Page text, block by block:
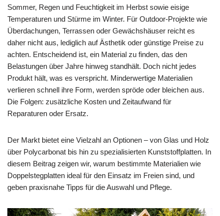
Sommer, Regen und Feuchtigkeit im Herbst sowie eisige
Temperaturen und Stürme im Winter. Für Outdoor-Projekte wie
Überdachungen, Terrassen oder Gewächshäuser reicht es
daher nicht aus, lediglich auf Ästhetik oder günstige Preise zu
achten. Entscheidend ist, ein Material zu finden, das den
Belastungen über Jahre hinweg standhält. Doch nicht jedes
Produkt hält, was es verspricht. Minderwertige Materialien
verlieren schnell ihre Form, werden spröde oder bleichen aus.
Die Folgen: zusätzliche Kosten und Zeitaufwand für
Reparaturen oder Ersatz.
Der Markt bietet eine Vielzahl an Optionen – von Glas und Holz
über Polycarbonat bis hin zu spezialisierten Kunststoffplatten. In
diesem Beitrag zeigen wir, warum bestimmte Materialien wie
Doppelstegplatten ideal für den Einsatz im Freien sind, und
geben praxisnahe Tipps für die Auswahl und Pflege.